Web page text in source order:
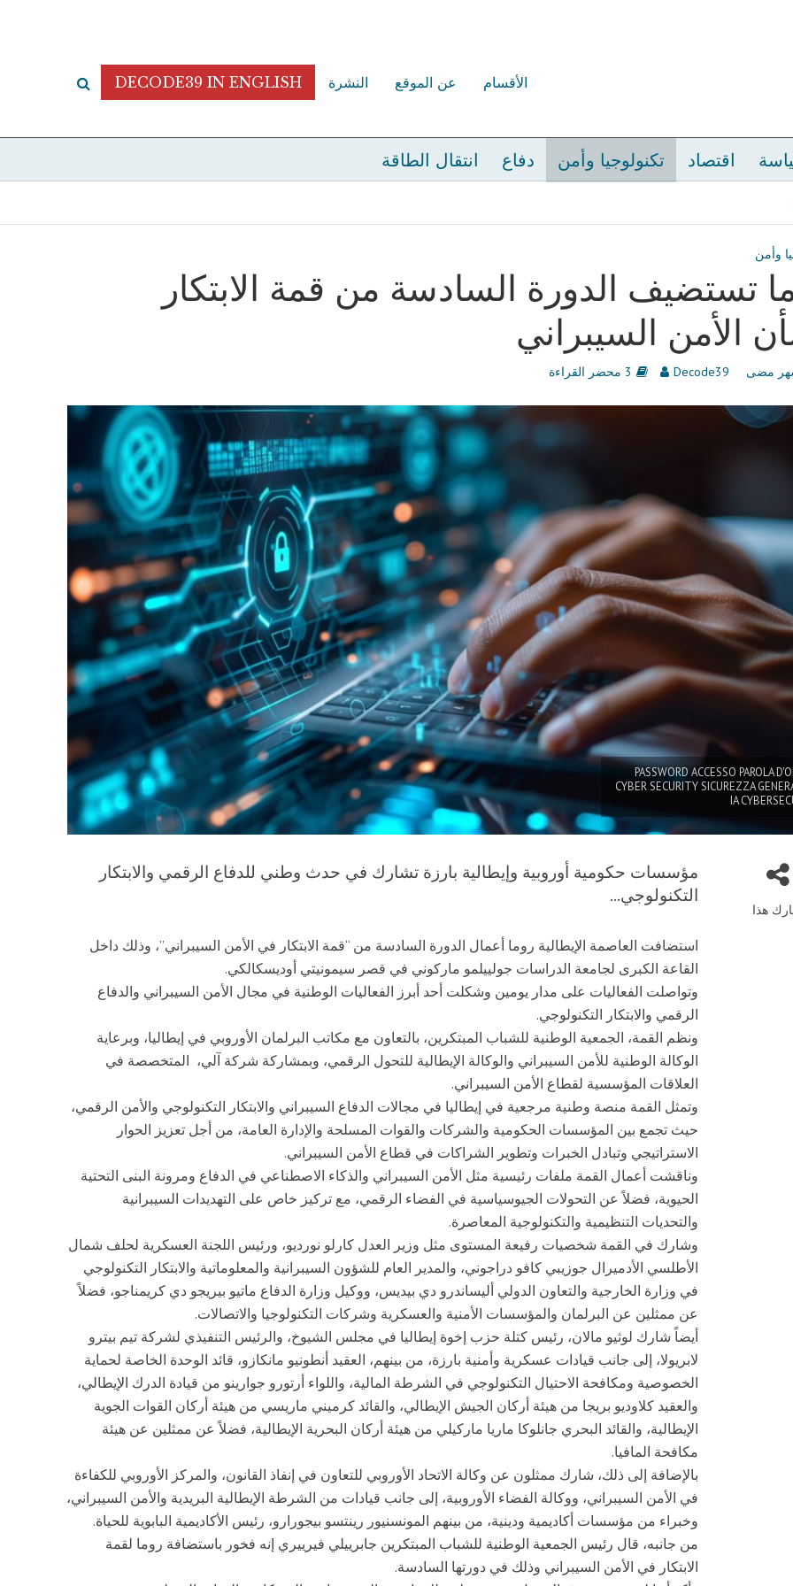
الأقسام عن الموقع النشرة DECODE39 IN ENGLISH
اقتصاد تكنولوجيا وأمن دفاع انتقال الطاقة
وأمن
تستضيف الدورة السادسة من قمة الابتكار
الأمن السيبراني
Decode39 3 محضر القراءة
PASSWORD ACCESSO PAROLA
CYBER SECURITY SICUREZZA
IA
هذا
مؤسسات حكومية أوروبية وإيطالية بارزة تشارك في حدث وطني للدفاع الرقمي والابتكار
التكنولوجي...
استضافت العاصمة الإيطالية روما أعمال الدورة السادسة من “قمة الابتكار في الأمن السيبراني”، وذلك داخل
القاعة الكبرى لجامعة الدراسات جولييلمو ماركوني في قصر سيمونيتي أوديسكالكي.
وتواصلت الفعاليات على مدار يومين وشكلت أحد أبرز الفعاليات الوطنية في مجال الأمن السيبراني والدفاع
الرقمي والابتكار التكنولوجي.
ونظم القمة، الجمعية الوطنية للشباب المبتكرين، بالتعاون مع مكاتب البرلمان الأوروبي في إيطاليا، وبرعاية
الوكالة الوطنية للأمن السيبراني والوكالة الإيطالية للتحول الرقمي، وبمشاركة شركة آلي، المتخصصة في
العلاقات المؤسسية لقطاع الأمن السيبراني.
وتمثل القمة منصة وطنية مرجعية في إيطاليا في مجالات الدفاع السيبراني والابتكار التكنولوجي والأمن الرقمي،
حيث تجمع بين المؤسسات الحكومية والشركات والقوات المسلحة والإدارة العامة، من أجل تعزيز الحوار
الاستراتيجي وتبادل الخبرات وتطوير الشراكات في قطاع الأمن السيبراني.
وناقشت أعمال القمة ملفات رئيسية مثل الأمن السيبراني والذكاء الاصطناعي في الدفاع ومرونة البنى التحتية
الحيوية، فضلاً عن التحولات الجيوسياسية في الفضاء الرقمي، مع تركيز خاص على التهديدات السيبرانية
والتحديات التنظيمية والتكنولوجية المعاصرة.
وشارك في القمة شخصيات رفيعة المستوى مثل وزير العدل كارلو نورديو، ورئيس اللجنة العسكرية لحلف شمال
الأطلسي الأدميرال جوزيبي كافو دراجوني، والمدير العام للشؤون السيبرانية والمعلوماتية والابتكار التكنولوجي
في وزارة الخارجية والتعاون الدولي أليساندرو دي بيديس، ووكيل وزارة الدفاع ماتيو بيريجو دي كريمناجو، فضلاً
عن ممثلين عن البرلمان والمؤسسات الأمنية والعسكرية وشركات التكنولوجيا والاتصالات.
أيضاً شارك لوثيو مالان، رئيس كتلة حزب إخوة إيطاليا في مجلس الشيوخ، والرئيس التنفيذي لشركة تيم بيترو
لابريولا، إلى جانب قيادات عسكرية وأمنية بارزة، من بينهم، العقيد أنطونيو مانكازو، قائد الوحدة الخاصة لحماية
الخصوصية ومكافحة الاحتيال التكنولوجي في الشرطة المالية، واللواء أرتورو جوارينو من قيادة الدرك الإيطالي،
والعقيد كلاوديو بريجا من هيئة أركان الجيش الإيطالي، والقائد كرميني ماريسي من هيئة أركان القوات الجوية
الإيطالية، والقائد البحري جانلوكا ماريا ماركيلي من هيئة أركان البحرية الإيطالية، فضلاً عن ممثلين عن هيئة
مكافحة المافيا.
بالإضافة إلى ذلك، شارك ممثلون عن وكالة الاتحاد الأوروبي للتعاون في إنفاذ القانون، والمركز الأوروبي للكفاءة
في الأمن السيبراني، ووكالة الفضاء الأوروبية، إلى جانب قيادات من الشرطة الإيطالية البريدية والأمن السيبراني،
وخبراء من مؤسسات أكاديمية ودينية، من بينهم المونسنيور رينتسو بيجورارو، رئيس الأكاديمية البابوية للحياة.
من جانبه، قال رئيس الجمعية الوطنية للشباب المبتكرين جابرييلي فيرييري إنه فخور باستضافة روما لقمة
الابتكار في الأمن السيبراني وذلك في دورتها السادسة.